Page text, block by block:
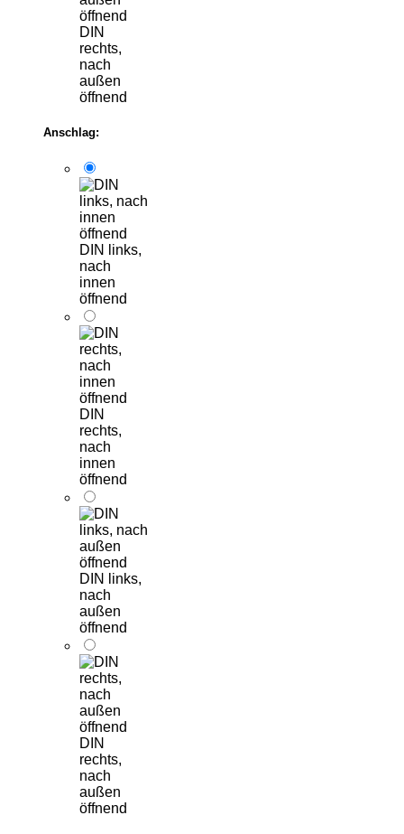
DIN
rechts,
nach
außen
öffnend
Anschlag:
DIN links,
nach
innen
öffnend
DIN
rechts,
nach
innen
öffnend
DIN links,
nach
außen
öffnend
DIN
rechts,
nach
außen
öffnend